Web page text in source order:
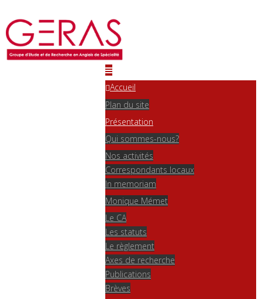
Accueil
Plan du site
Présentation
Qui sommes-nous?
Nos activités
Correspondants locaux
In memoriam
Monique Mémet
Le CA
Les statuts
Le règlement
Axes de recherche
Publications
Brèves